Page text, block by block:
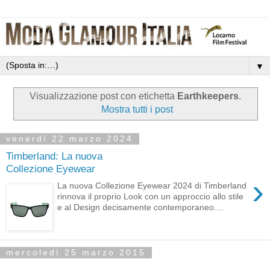
▼
Visualizzazione post con etichetta Earthkeepers.
Mostra tutti i post
venerdì 22 marzo 2024
Timberland: La nuova
Collezione Eyewear
›
La nuova Collezione Eyewear 2024 di Timberland
rinnova il proprio Look con un approccio allo stile
e al Design decisamente contemporaneo....
mercoledì 25 marzo 2015